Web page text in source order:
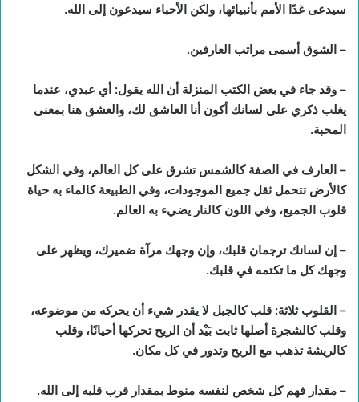
سيدعى غدًا الأمم بأنبيائها، ولكن الأحباء سيدعون إلى الله.
– الشوق أسمى مراتب العارفين.
– وقد جاء في بعض الكتب المنزلة أن الله يقول: أي عبدي، عندما
يغلب ذكري على لسانك أكون أنا العاشق لك، والعشق هنا بمعنى
المحبة.
– العارف في الصفة كالشمس تشرق على كل العالم، وفي الشكل
كالأرض تتحمل ثقل جميع الموجودات، وفي الطبيعة كالماء به حياة
قلوب الجميع، وفي اللون كالنار يضيء به العالم.
– إن لسانك ترجمان قلبك، وإن وجهك مرآة ضميرك، ويظهر على
وجهك كل ما تكتمه في قلبك.
– القلوب ثلاثة: قلب كالجبل لا يقدر شيء أن يحركه من موضوعه،
وقلب كالشجرة أصلها ثابت بَيْد أن الريح تحركها أحيانًا، وقلب
كالريشة تذهب مع الريح وتدور في كل مكان.
– مقدار فهم كل شخص لنفسه منوط بمقدار قرب قلبه إلى الله.